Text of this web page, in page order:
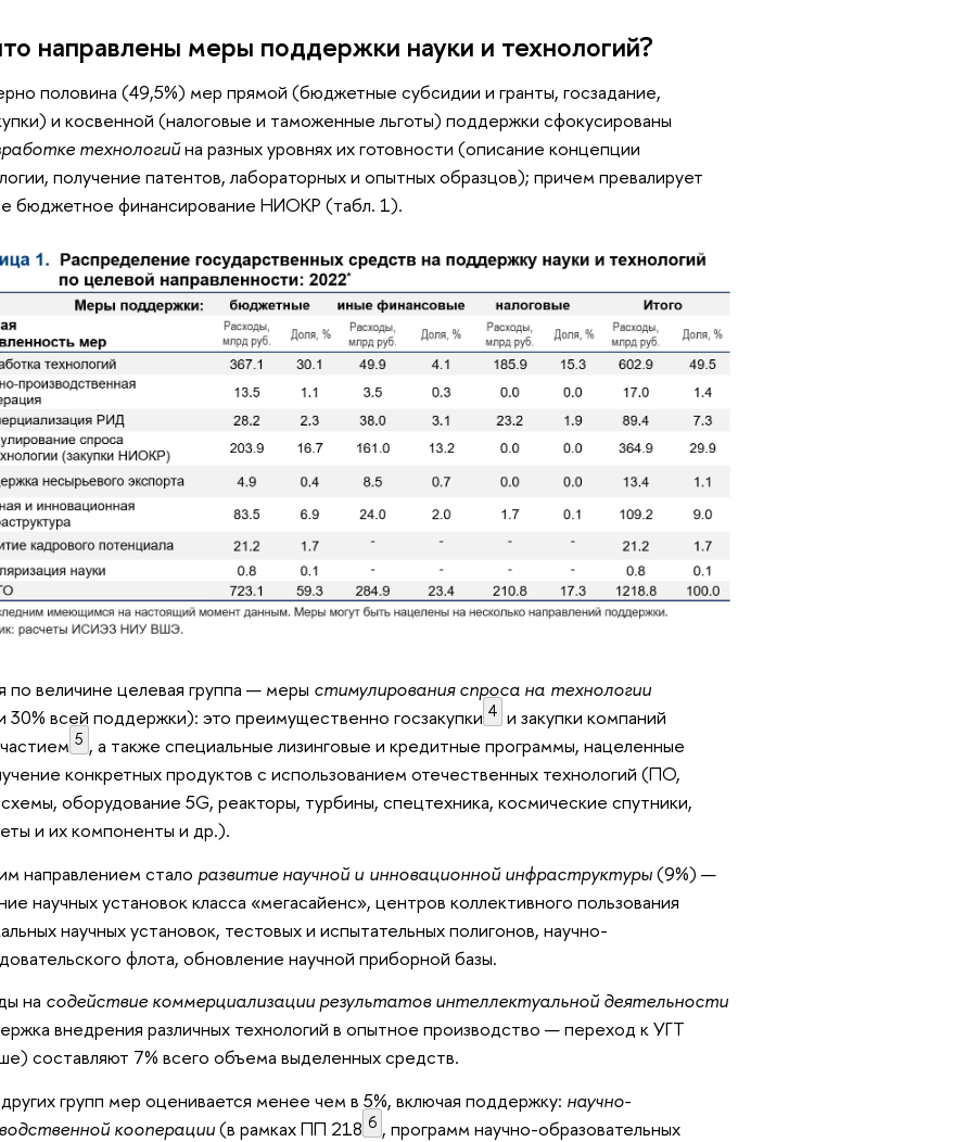
направлены меры поддержки науки и технологий?
половина (49,5%) мер прямой (бюджетные субсидии и гранты, госзадание,
и косвенной (налоговые и таможенные льготы) поддержки сфокусированы
технологийна разных уровнях их готовности (описание концепции
получение патентов, лабораторных и опытных образцов); причем превалирует
бюджетное финансирование НИОКР (табл. 1).
по величине целевая группа — меры стимулирования спроса на технологии
30% всей поддержки): это преимущественно госзакупки 4 и закупки компаний
5 , а также специальные лизинговые и кредитные программы, нацеленные
конкретных продуктов с использованием отечественных технологий (ПО,
оборудование 5G, реакторы, турбины, спецтехника, космические спутники,
и их компоненты и др.).
направлением стало развитие научной и инновационной инфраструктуры(9%) —
научных установок класса «мегасайенс», центров коллективного пользования
научных установок, тестовых и испытательных полигонов, научно-
флота, обновление научной приборной базы.
на содействие коммерциализации результатов интеллектуальной деятельности
внедрения различных технологий в опытное производство — переход к УГТ
составляют 7% всего объема выделенных средств.
групп мер оценивается менее чем в 5%, включая поддержку: научно-
кооперации(в рамках ПП 218 6 , программ научно-образовательных